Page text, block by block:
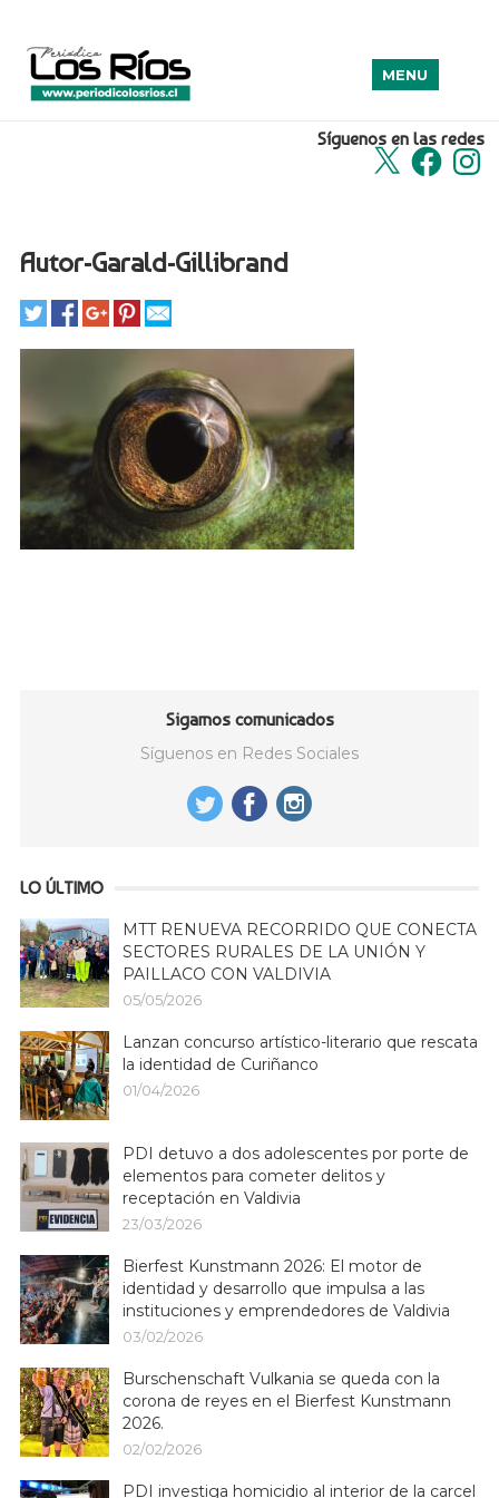
Síguenos en las redes
X Facebook
MENU
Autor-Garald-Gillibrand
Sigamos comunicados
Síguenos en Redes Sociales
LO ÚLTIMO
MTT RENUEVA RECORRIDO QUE CONECTA
SECTORES RURALES DE LA UNIÓN Y
PAILLACO CON VALDIVIA
05/05/2026
Lanzan concurso artístico-literario que rescata
la identidad de Curiñanco
01/04/2026
PDI detuvo a dos adolescentes por porte de
elementos para cometer delitos y
receptación en Valdivia
23/03/2026
Bierfest Kunstmann 2026: El motor de
identidad y desarrollo que impulsa a las
instituciones y emprendedores de Valdivia
03/02/2026
Burschenschaft Vulkania se queda con la
corona de reyes en el Bierfest Kunstmann
2026.
02/02/2026
PDI investiga homicidio al interior de la carcel